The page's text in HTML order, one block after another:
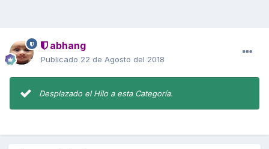
abhang
Publicado 22 de Agosto del 2018
Desplazado el Hilo a esta Categoría.